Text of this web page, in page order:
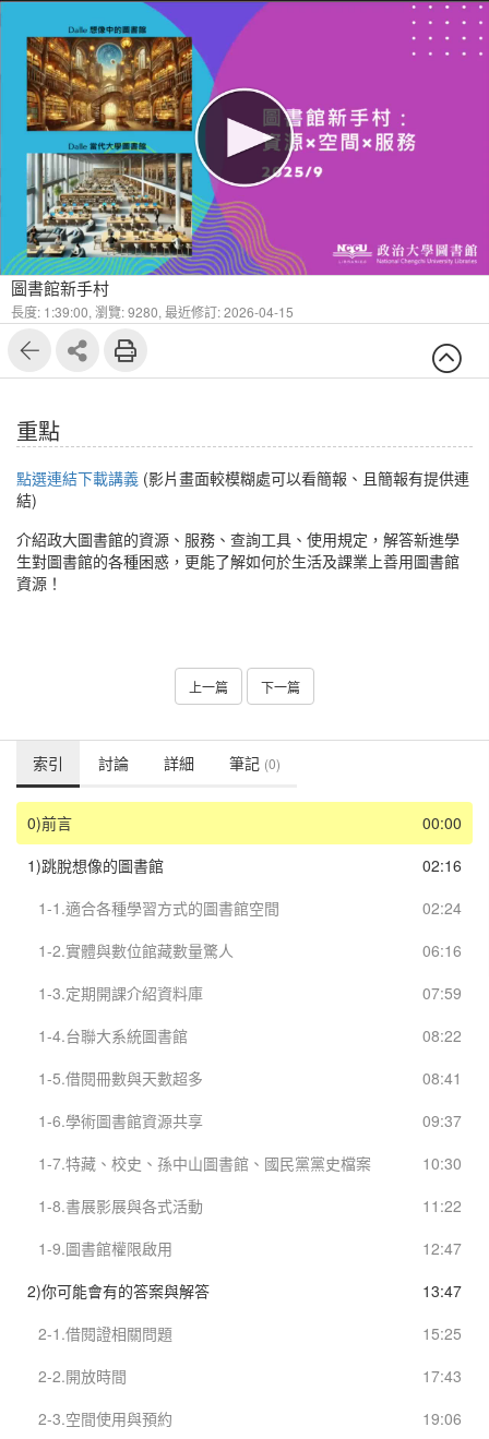
140
圖書館新手村
長度: 1:39:00, 瀏覽: 9280, 最近修訂: 2026-04-15
重點
點選連結下載講義 (影片畫面較模糊處可以看簡報、且簡報有提供連
結)
介紹政大圖書館的資源、服務、查詢工具、使用規定，解答新進學
生對圖書館的各種困惑，更能了解如何於生活及課業上善用圖書館
資源！
上一篇 下一篇
索引 討論 詳細 筆記 (0)
00:00
0)前言
02:16
1)跳脫想像的圖書館
02:24
1-1.適合各種學習方式的圖書館空間
06:16
1-2.實體與數位館藏數量驚人
07:59
1-3.定期開課介紹資料庫
08:22
1-4.台聯大系統圖書館
08:41
1-5.借閱冊數與天數超多
09:37
1-6.學術圖書館資源共享
10:30
1-7.特藏、校史、孫中山圖書館、國民黨黨史檔案
11:22
1-8.書展影展與各式活動
12:47
1-9.圖書館權限啟用
13:47
2)你可能會有的答案與解答
15:25
2-1.借閱證相關問題
17:43
2-2.開放時間
19:06
2-3.空間使用與預約